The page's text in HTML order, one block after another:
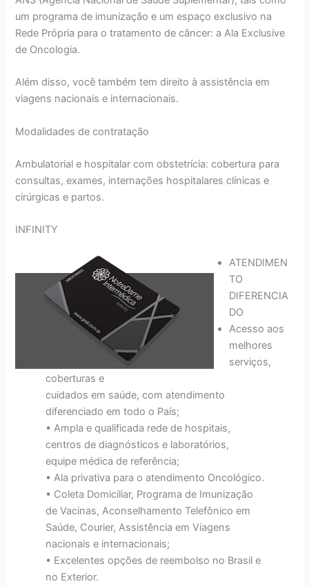
um programa de imunização e um espaço exclusivo na
Rede Própria para o tratamento de câncer: a Ala Exclusive
de Oncologia.
Além disso, você também tem direito à assistência em
viagens nacionais e internacionais.
Modalidades de contratação
Ambulatorial e hospitalar com obstetrícia: cobertura para
consultas, exames, internações hospitalares clínicas e
cirúrgicas e partos.
INFINITY
ATENDIMEN
TO
DIFERENCIA
DO
Acesso aos
melhores
serviços,
coberturas e
cuidados em saúde, com atendimento
diferenciado em todo o País;
• Ampla e qualificada rede de hospitais,
centros de diagnósticos e laboratórios,
equipe médica de referência;
• Ala privativa para o atendimento Oncológico.
• Coleta Domiciliar, Programa de Imunização
de Vacinas, Aconselhamento Telefônico em
Saúde, Courier, Assistência em Viagens
nacionais e internacionais;
• Excelentes opções de reembolso no Brasil e
no Exterior.